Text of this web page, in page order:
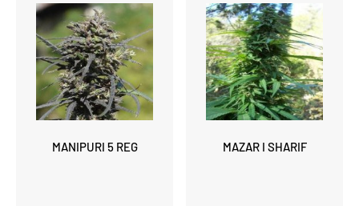
MANIPURI 5 REG MAZAR I SHARIF